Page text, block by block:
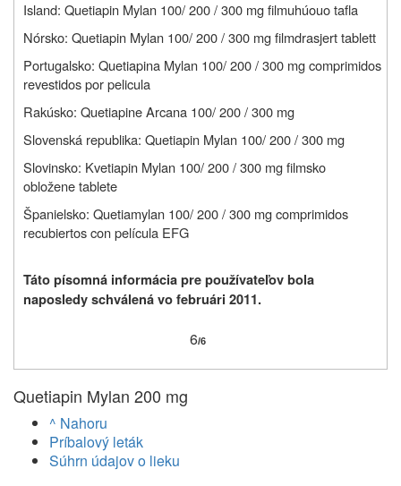
Island: Quetiapin Mylan 100/ 200 / 300 mgfilmuhúouo tafla
Nórsko: Quetiapin Mylan 100/ 200 / 300 mgfilmdrasjert tablett
Portugalsko: Quetiapina Mylan 100/ 200 / 300 mgcomprimidos
revestidos por pelicula
Rakúsko: Quetiapine Arcana 100/ 200 / 300 mg
Slovenská republika: Quetiapin Mylan 100/ 200 / 300 mg
Slovinsko: Kvetiapin Mylan 100/ 200 / 300 mgfilmsko
obložene tablete
Španielsko: Quetiamylan 100/ 200 / 300 mgcomprimidos
recubiertos con película EFG
Táto písomná informácia pre používateľov bola
naposledy schválená vo februári 2011.
6/6
Quetiapin Mylan 200 mg
^ Nahoru
Príbalový leták
Súhrn údajov o lieku